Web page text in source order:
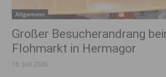
Allgemein
Großer Besucherandrang
Flohmarkt in Hermagor
18. Juli 2026